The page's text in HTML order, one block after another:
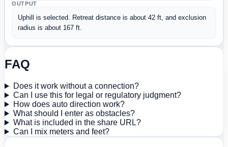
OUTPUT
Uphill is selected. Retreat distance is about 42 ft, and exclusion
radius is about 167 ft.
FAQ
Does it work without a connection?
Can I use this for legal or regulatory judgment?
How does auto direction work?
What should I enter as obstacles?
What is included in the share URL?
Can I mix meters and feet?